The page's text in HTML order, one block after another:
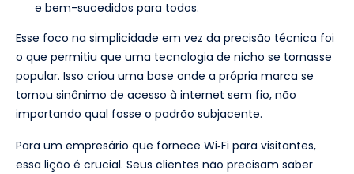
e bem-sucedidos para todos.
Esse foco na simplicidade em vez da precisão técnica foi
o que permitiu que uma tecnologia de nicho se tornasse
popular. Isso criou uma base onde a própria marca se
tornou sinônimo de acesso à internet sem fio, não
importando qual fosse o padrão subjacente.
Para um empresário que fornece Wi‑Fi para visitantes,
essa lição é crucial. Seus clientes não precisam saber